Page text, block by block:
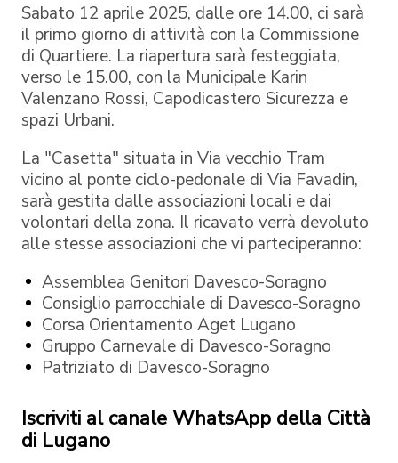
Sabato 12 aprile 2025, dalle ore 14.00, ci sarà
il primo giorno di attività con la Commissione
di Quartiere. La riapertura sarà festeggiata,
verso le 15.00, con la Municipale Karin
Valenzano Rossi, Capodicastero Sicurezza e
spazi Urbani.
La "Casetta" situata in Via vecchio Tram
vicino al ponte ciclo-pedonale di Via Favadin,
sarà gestita dalle associazioni locali e dai
volontari della zona. Il ricavato verrà devoluto
alle stesse associazioni che vi parteciperanno:
Assemblea Genitori Davesco-Soragno
Consiglio parrocchiale di Davesco-Soragno
Corsa Orientamento Aget Lugano
Gruppo Carnevale di Davesco-Soragno
Patriziato di Davesco-Soragno
Iscriviti al canale WhatsApp della Città
di Lugano